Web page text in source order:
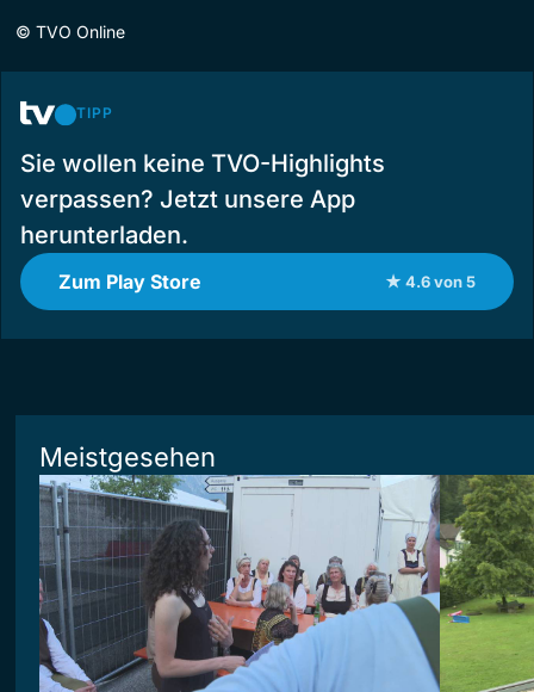
© TVO Online
TIPP
Sie wollen keine TVO-Highlights
verpassen? Jetzt unsere App
herunterladen.
Zum Play Store ★ 4.6 von 5
Meistgesehen